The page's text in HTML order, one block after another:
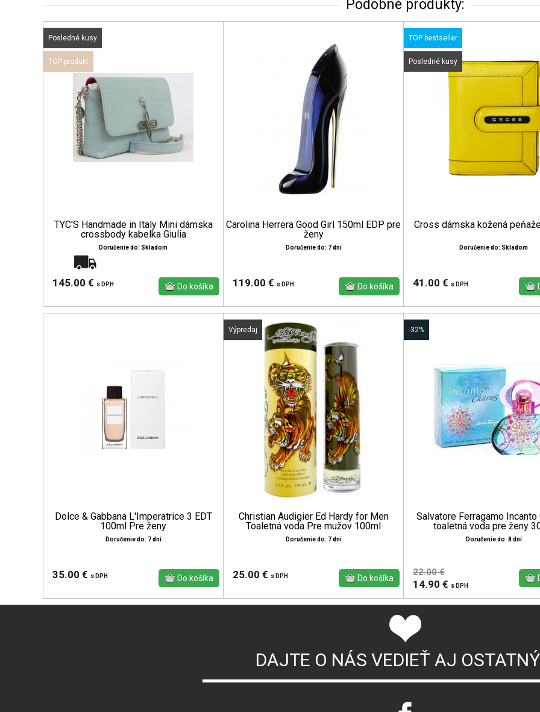
Podobné produkty:
Posledné kusy
TOP produkt
TYC'S Handmade in Italy Mini dámska
crossbody kabelka Giulia
Doručenie do: Skladom
145.00 € s DPH
Carolina Herrera Good Girl 150ml EDP pre
ženy
Doručenie do: 7 dní
119.00 € s DPH
TOP bestseller
Posledné kusy
Cross dámska kožená
Doručenie do: Skladom
41.00 € s DPH
Dolce & Gabbana L'Imperatrice 3 EDT
100ml Pre ženy
Doručenie do: 7 dní
35.00 € s DPH
Výpredaj
Christian Audigier Ed Hardy for Men
Toaletná voda Pre mužov 100ml
Doručenie do: 7 dní
25.00 € s DPH
-32%
Salvatore Ferragamo Incanto
toaletná voda pre ženy
Doručenie do: 8 dní
22.00 €
14.90 € s DPH
DAJTE O NÁS VEDIEŤ AJ